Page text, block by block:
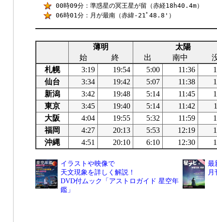
00時09分：準惑星の冥王星が留（赤経18h40.4m）
06時01分：月が最南（赤緯-21ﾟ48.8'）
薄明
太陽
始
終 出 南中
札幌
3:19 19:54 5:00 11:36
仙台
3:34 19:42 5:07 11:38
新潟
3:42 19:48 5:14 11:45
東京
3:45 19:40 5:14 11:42
大阪
4:04 19:55 5:32 11:59
福岡
4:27 20:13 5:53 12:19
沖縄
4:51 20:10 6:10 12:30
イラストや映像で
天文現象を詳しく解説！
DVD付ムック「アストロガイド 星空年
鑑」
最
月